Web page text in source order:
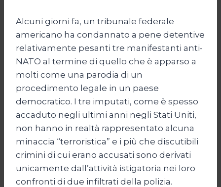
Alcuni giorni fa, un tribunale federale
americano ha condannato a pene detentive
relativamente pesanti tre manifestanti anti-
NATO al termine di quello che è apparso a
molti come una parodia di un
procedimento legale in un paese
democratico. I tre imputati, come è spesso
accaduto negli ultimi anni negli Stati Uniti,
non hanno in realtà rappresentato alcuna
minaccia “terroristica” e i più che discutibili
crimini di cui erano accusati sono derivati
unicamente dall’attività istigatoria nei loro
confronti di due infiltrati della polizia.